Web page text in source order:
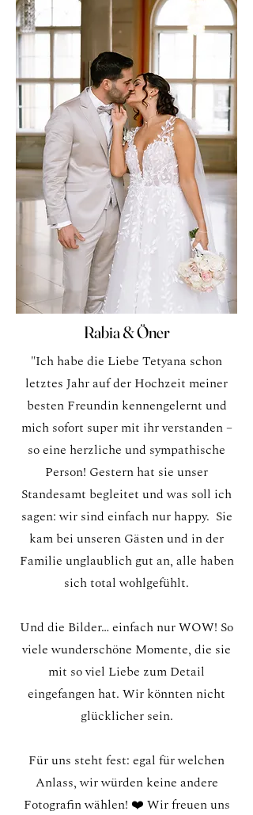
Rabia & Öner
"Ich habe die Liebe Tetyana schon
letztes Jahr auf der Hochzeit meiner
besten Freundin kennengelernt und
mich sofort super mit ihr verstanden –
so eine herzliche und sympathische
Person! Gestern hat sie unser
Standesamt begleitet und was soll ich
sagen: wir sind einfach nur happy. Sie
kam bei unseren Gästen und in der
Familie unglaublich gut an, alle haben
sich total wohlgefühlt.
Und die Bilder… einfach nur WOW! So
viele wunderschöne Momente, die sie
mit so viel Liebe zum Detail
eingefangen hat. Wir könnten nicht
glücklicher sein.
Für uns steht fest: egal für welchen
Anlass, wir würden keine andere
Fotografin wählen! ❤️ Wir freuen uns